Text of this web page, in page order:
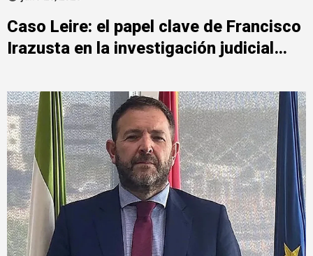
Caso Leire: el papel clave de Francisco
Irazusta en la investigación judicial